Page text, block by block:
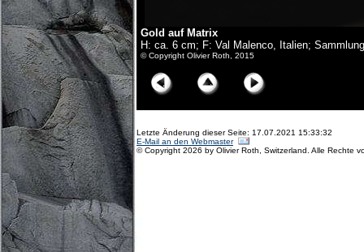
Gold auf Matrix
H: ca. 6 cm; F: Val Malenco, Italien;
© Copyright Olivier Roth, 2015
Letzte Änderung dieser Seite: 17.07.2021 15:33:32
E-Mail an den Webmaster
© Copyright 2026 by Olivier Roth, Switzerland. Alle Rechte